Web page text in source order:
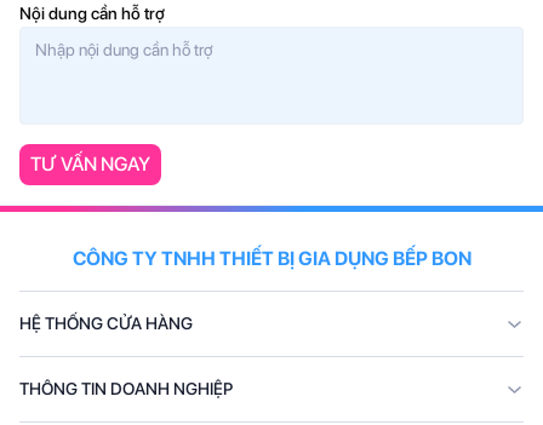
Nội dung cần hỗ trợ
TƯ VẤN NGAY
CÔNG TY TNHH THIẾT BỊ GIA DỤNG BẾP BON
HỆ THỐNG CỬA HÀNG
THÔNG TIN DOANH NGHIỆP